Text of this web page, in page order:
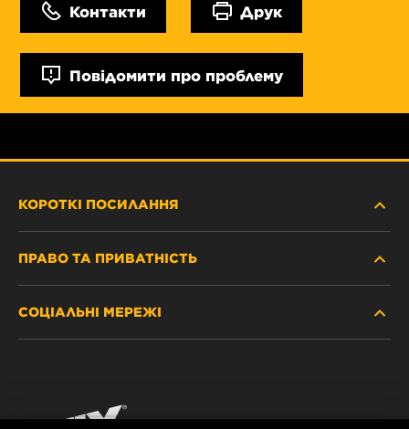
Контакти Друк
Повідомити про проблему
КОРОТКІ ПОСИЛАННЯ
ПРАВО ТА ПРИВАТНІСТЬ
ЗАХИСТ ПЕРСОНАЛЬНИХ ДАНИХ
РЕКВІЗИТИ
СОЦІАЛЬНІ МЕРЕЖІ